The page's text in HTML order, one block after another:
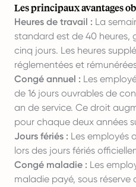
Les principaux avantages
Heures de travail : La
standard est de 40 heures,
cinq jours. Les heures
réglementées et
Congé annuel : Les
de 16 jours ouvrables de
an de service. Ce droit
pour chaque deux années
Jours fériés : Les employés
lors des jours fériés
Congé maladie : Les
maladie payé, sous